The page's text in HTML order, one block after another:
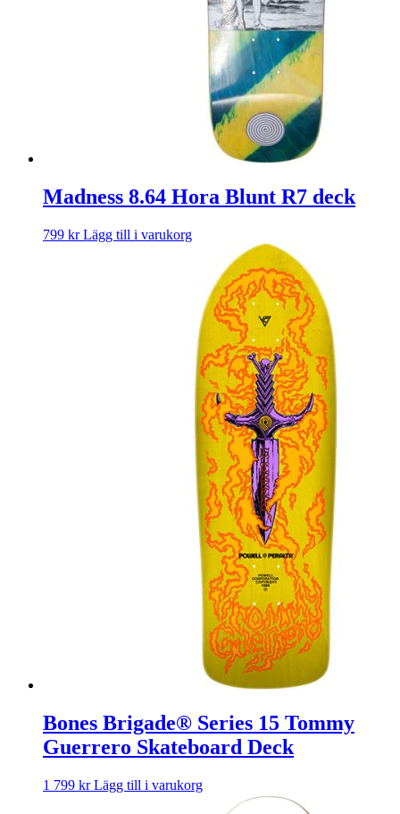
Madness 8.64 Hora Blunt R7 deck
799 kr Lägg till i varukorg
Bones Brigade® Series 15 Tommy
Guerrero Skateboard Deck
1 799 kr Lägg till i varukorg